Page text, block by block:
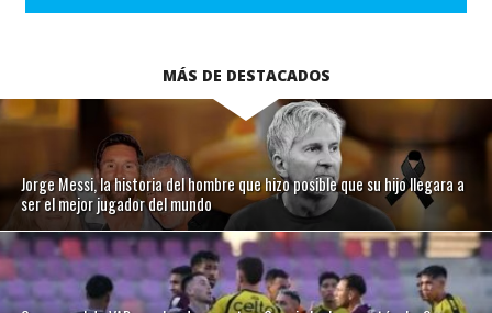
MÁS DE DESTACADOS
Jorge Messi, la historia del hombre que hizo posible que su hijo llegara a
ser el mejor jugador del mundo